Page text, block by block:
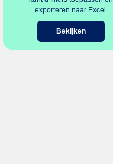
exporteren naar Excel.
Bekijken